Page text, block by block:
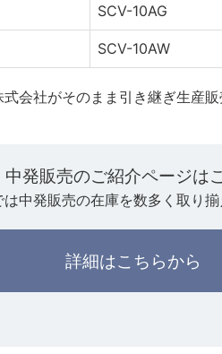
SCV-10AG
SCV-10AW
会社がそのまま引き継ぎ生産販
中発販売のご紹介ページは
は中発販売の在庫を数多く取り
詳細はこちらから